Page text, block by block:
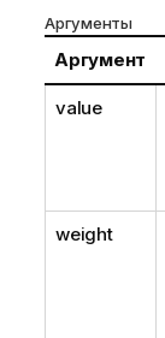
Аргументы
Аргумент
value
weight